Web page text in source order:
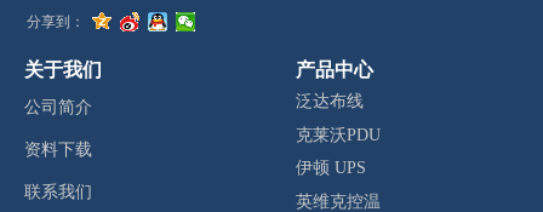
分享到：
公司简介
资料下载
联系我们
关于我们 产品中心
泛达布线
克莱沃PDU
伊顿 UPS
英维克控温